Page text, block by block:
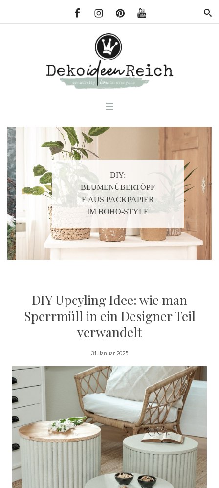
DIY:
BLUMENÜBERTÖPF
E AUS PACKPAPIER
IM BOHO-STYLE
DIY Upcyling Idee: wie man
Sperrmüll in ein Designer Teil
verwandelt
31. Januar 2025